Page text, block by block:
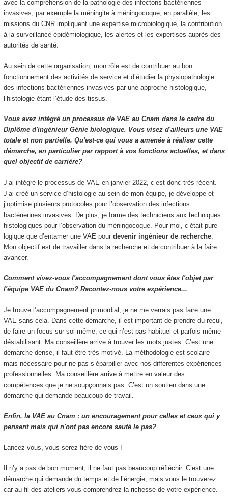
avec la compréhension de la pathologie des infectons bactériennes
invasives, par exemple la méningite à méningocoque; en parallèle, les
missions du CNR impliquent une expertise microbiologique, la contribution
à la surveillance épidémiologique, les alertes et les expertises auprès des
autorités de santé.
Au sein de cette organisation, mon rôle est de contribuer au bon
fonctionnement des activités de service et d’étudier la physiopathologie
des infections bactériennes invasives par une approche histologique,
l’histologie étant l’étude des tissus.
Vous avez intégré un processus de VAE au Cnam dans le cadre du
Diplôme d'ingénieur Génie biologique. Vous visez d'ailleurs une VAE
totale et non partielle. Qu'est-ce qui vous a amenée à réaliser cette
démarche, en particulier par rapport à vos fonctions actuelles, et dans
quel objectif de carrière?
J’ai intégré le processus de VAE en janvier 2022, c’est donc très récent.
J’ai créé un service d’histologie au sein de mon équipe, je développe et
j’optimise plusieurs protocoles pour l’observation des infections
bactériennes invasives. De plus, je forme des techniciens aux techniques
histologiques pour l’observation du méningocoque. Pour moi, c’était pure
logique que d’entamer une VAE pour devenir ingénieur de recherche.
Mon objectif est de travailler dans la recherche et de contribuer à la faire
avancer.
Comment vivez-vous l'accompagnement dont vous êtes l'objet par
l'équipe VAE du Cnam? Racontez-nous votre expérience...
Je trouve l’accompagnement primordial, je ne me verrais pas faire une
VAE sans cela. Dans cette démarche, il est important de prendre du recul,
de faire un focus sur soi-même, ce qui n’est pas habituel et parfois même
déstabilisant. Ma conseillère arrive à trouver les mots justes. C’est une
démarche dense, il faut être très motivé. La méthodologie est scolaire
mais nécessaire pour ne pas s’éparpiller avec nos différentes expériences
professionnelles. Ma conseillère arrive à mettre en valeur des
compétences que je ne soupçonnais pas. C’est un soutien dans une
démarche qui demande beaucoup de travail.
Enfin, la VAE au Cnam : un encouragement pour celles et ceux qui y
pensent mais qui n'ont pas encore sauté le pas?
Lancez-vous, vous serez fière de vous !
Il n’y a pas de bon moment, il ne faut pas beaucoup réfléchir. C’est une
démarche qui demande du temps et de l’énergie, mais vous le trouverez
car au fil des ateliers vous comprendrez la richesse de votre expérience.